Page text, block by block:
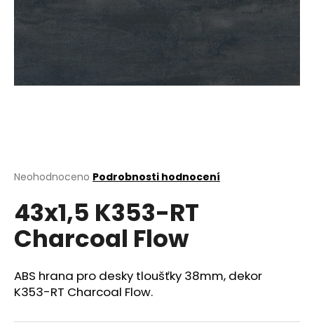
Průměrné
produktu
je
0,0
z
hvězdiček.
Neohodnoceno Podrobnosti hodnocení
43x1,5 K353-RT
Charcoal Flow
ABS hrana pro desky tloušťky 38mm, dekor
K353-RT Charcoal Flow.
a
j
?
D
o
o
r
u
č